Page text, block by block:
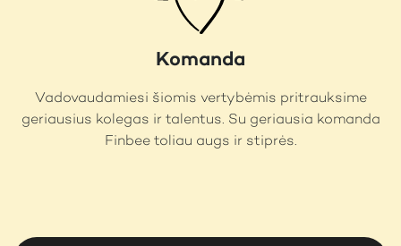
Komanda
Vadovaudamiesi šiomis vertybėmis pritrauksime
geriausius kolegas ir talentus. Su geriausia komanda
Finbee toliau augs ir stiprės.